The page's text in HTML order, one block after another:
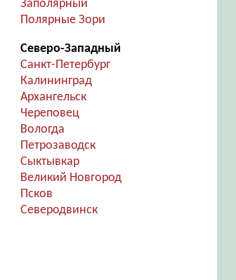
Заполярный
Полярные Зори
Северо-Западный
Санкт-Петербург
Калининград
Архангельск
Череповец
Вологда
Петрозаводск
Сыктывкар
Великий Новгород
Псков
Северодвинск